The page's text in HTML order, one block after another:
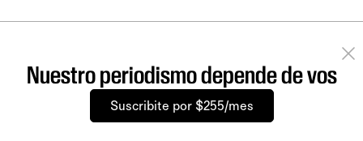
Nuestro periodismo depende de vos
Suscribite por $255/mes